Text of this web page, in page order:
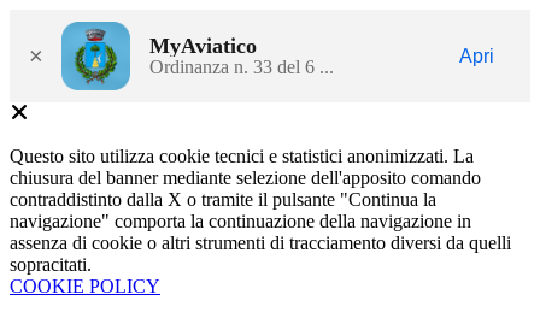
× MyAviatico
Ordinanza n. 33 del 6 ...
Apri
Questo sito utilizza cookie tecnici e statistici anonimizzati. La
chiusura del banner mediante selezione dell'apposito comando
contraddistinto dalla X o tramite il pulsante "Continua la
navigazione" comporta la continuazione della navigazione in
assenza di cookie o altri strumenti di tracciamento diversi da quelli
sopracitati.
COOKIE POLICY